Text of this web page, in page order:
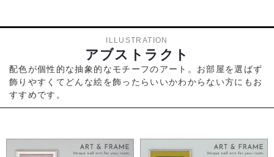
ILLUSTRATION
アブストラクト
配色が個性的な抽象的なモチーフのアート。お部屋を選ばず
飾りやすくてどんな絵を飾ったらいいかわからない方にもお
すすめです。